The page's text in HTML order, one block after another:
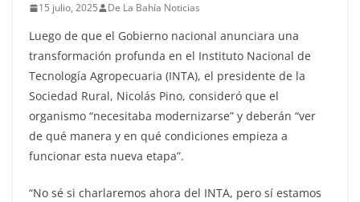
15 julio, 2025 De La Bahía Noticias
Luego de que el Gobierno nacional anunciara una
transformación profunda en el Instituto Nacional de
Tecnología Agropecuaria (INTA), el presidente de la
Sociedad Rural, Nicolás Pino, consideró que el
organismo “necesitaba modernizarse” y deberán “ver
de qué manera y en qué condiciones empieza a
funcionar esta nueva etapa”.
“No sé si charlaremos ahora del INTA, pero sí estamos